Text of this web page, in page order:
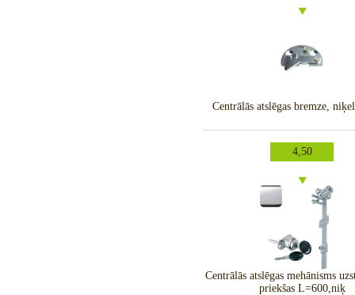
Centrālās atslēgas bremze,
4,50
Centrālās atslēgas mehānisms
priekšas L=600,niķ